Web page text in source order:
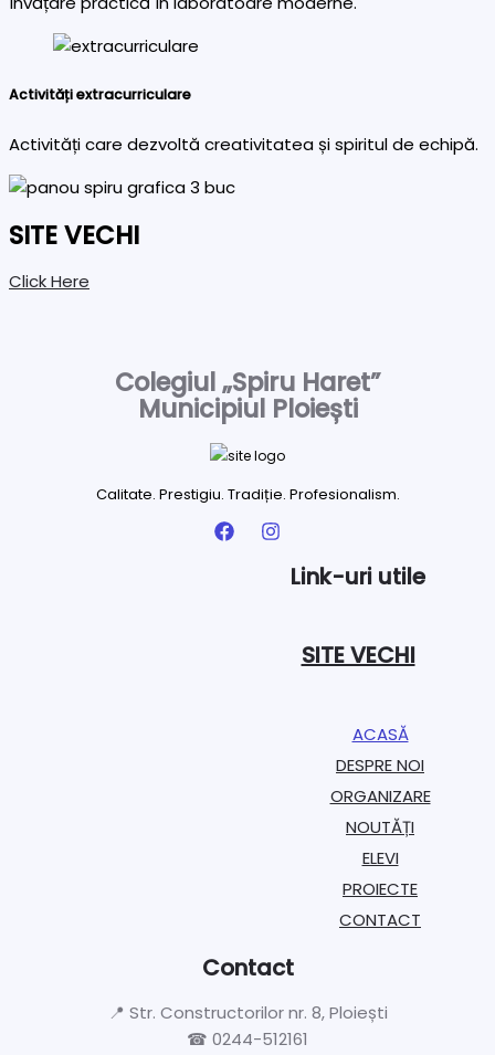
Activități extracurriculare
Activități care dezvoltă creativitatea și spiritul de echipă.
SITE VECHI
Click Here
Colegiul „Spiru Haret”
Municipiul Ploiești
Calitate. Prestigiu. Tradiție. Profesionalism.
Link-uri utile
SITE VECHI
ACASĂ
DESPRE NOI
ORGANIZARE​
NOUTĂȚI
ELEVI
PROIECTE​
CONTACT
Contact
📍 Str. Constructorilor nr. 8, Ploiești
☎ 0244-512161